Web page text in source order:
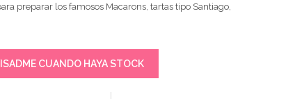
preparar los famosos Macarons, tartas tipo Santiago,
CUANDO HAYA STOCK